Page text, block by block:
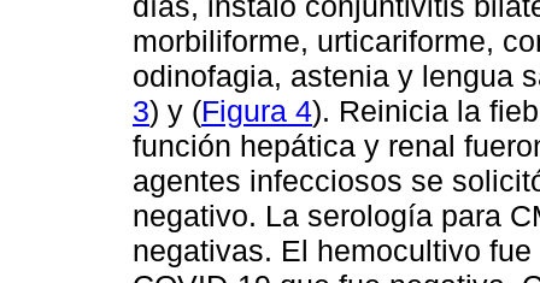
morbiliforme, urticariforme,
odinofagia, astenia y lengua
3) y (Figura 4). Reinicia la
función hepática y renal
agentes infecciosos se
negativo. La serología para
negativas. El hemocultivo